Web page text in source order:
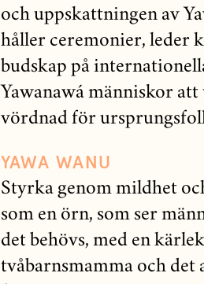
och uppskattningen av
håller ceremonier, leder
budskap på
Yawanawá människor att
vördnad för
YAWA WANU
Styrka genom mildhet
som en örn, som ser
det behövs, med en
tvåbarnsmamma och